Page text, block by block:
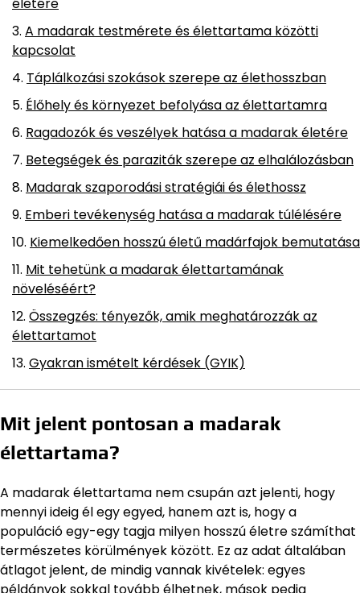
életére
A madarak testmérete és élettartama közötti
kapcsolat
Táplálkozási szokások szerepe az élethosszban
Élőhely és környezet befolyása az élettartamra
Ragadozók és veszélyek hatása a madarak életére
Betegségek és paraziták szerepe az elhalálozásban
Madarak szaporodási stratégiái és élethossz
Emberi tevékenység hatása a madarak túlélésére
Kiemelkedően hosszú életű madárfajok bemutatása
Mit tehetünk a madarak élettartamának
növeléséért?
Összegzés: tényezők, amik meghatározzák az
élettartamot
Gyakran ismételt kérdések (GYIK)
Mit jelent pontosan a madarak
élettartama?
A madarak élettartama nem csupán azt jelenti, hogy
mennyi ideig él egy egyed, hanem azt is, hogy a
populáció egy-egy tagja milyen hosszú életre számíthat
természetes körülmények között. Ez az adat általában
átlagot jelent, de mindig vannak kivételek: egyes